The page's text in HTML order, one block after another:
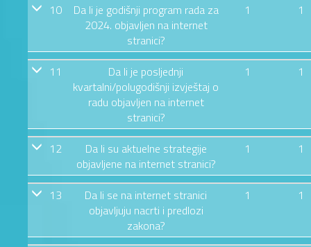
10
Da li je godišnji program rada za
2024. objavljen na internet
stranici?
1 1
11
Da li je posljednji
kvartalni/polugodišnji izvještaj o
radu objavljen na internet
stranici?
1 1
12
Da li su aktuelne strategije
objavljene na internet stranici?
1 1
13
Da li se na internet stranici
objavljuju nacrti i predlozi
zakona?
1 1